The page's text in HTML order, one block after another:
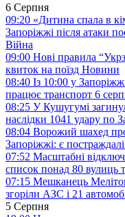
6 Серпня
09:20 «Дитина спала в
Запоріжжі після атаки
Війна
09:00 Нові правила
квиток на поїзд Новини
08:40 Із 10:00 у
працює транспорт 6
08:25 У Кушугумі
наслідки 1041 удару по
08:04 Ворожий шахед
Запоріжжі: є
07:52 Масштабні
список понад 80 вулиць
07:15 Мешканець
згоріли АЗС і 21
5 Серпня